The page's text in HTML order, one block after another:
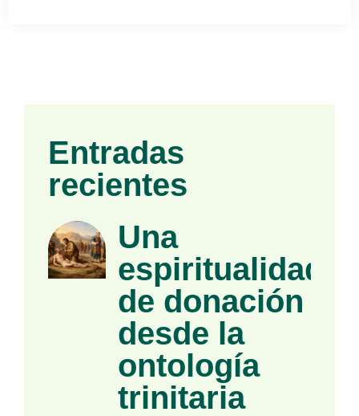
Entradas
recientes
Una
espiritualidad
de donación
desde la
ontología
trinitaria